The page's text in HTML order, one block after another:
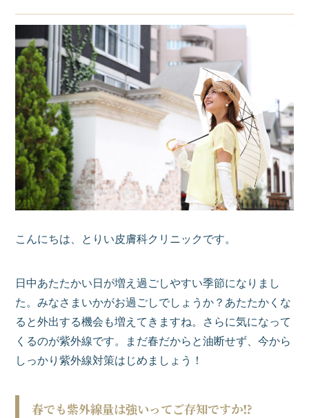
こんにちは、とりい皮膚科クリニックです。
日中あたたかい日が増え過ごしやすい季節になりまし
た。みなさまいかがお過ごしでしょうか？あたたかくな
ると外出する機会も増えてきますね。さらに気になって
くるのが紫外線です。まだ春だからと油断せず、今から
しっかり紫外線対策はじめましょう！
春でも紫外線量は強いってご存知ですか⁉